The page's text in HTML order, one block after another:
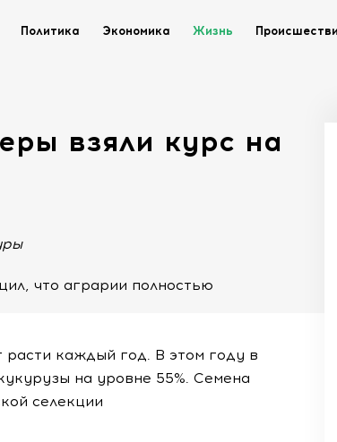
Политика Экономика Жизнь
взяли курс на
что аграрии полностью
расти каждый год. В этом году в
на уровне 55%. Семена
селекции